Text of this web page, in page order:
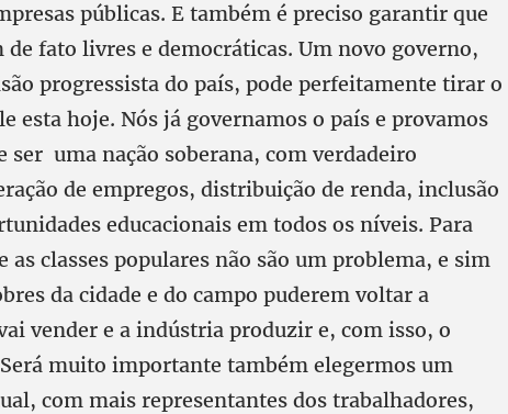
públicas. E também é preciso garantir que
de fato livres e democráticas. Um novo governo,
progressista do país, pode perfeitamente tirar o
esta hoje. Nós já governamos o país e provamos
ser uma nação soberana, com verdadeiro
de empregos, distribuição de renda, inclusão
educacionais em todos os níveis. Para
as classes populares não são um problema, e sim
da cidade e do campo puderem voltar a
vender e a indústria produzir e, com isso, o
muito importante também elegermos um
com mais representantes dos trabalhadores,